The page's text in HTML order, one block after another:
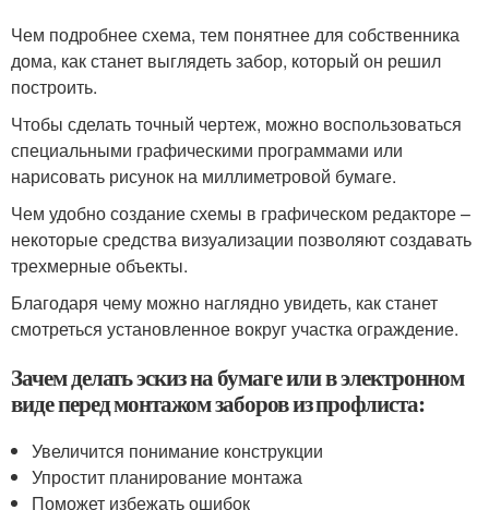
Чем подробнее схема, тем понятнее для собственника
дома, как станет выглядеть забор, который он решил
построить.
Чтобы сделать точный чертеж, можно воспользоваться
специальными графическими программами или
нарисовать рисунок на миллиметровой бумаге.
Чем удобно создание схемы в графическом редакторе –
некоторые средства визуализации позволяют создавать
трехмерные объекты.
Благодаря чему можно наглядно увидеть, как станет
смотреться установленное вокруг участка ограждение.
Зачем делать эскиз на бумаге или в электронном
виде перед монтажом заборов из профлиста:
Увеличится понимание конструкции
Упростит планирование монтажа
Поможет избежать ошибок